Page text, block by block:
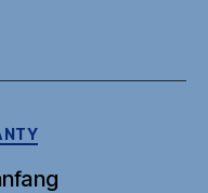
Friesland“